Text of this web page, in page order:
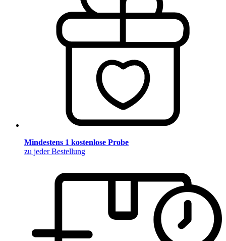
Mindestens 1 kostenlose Probe
zu jeder Bestellung